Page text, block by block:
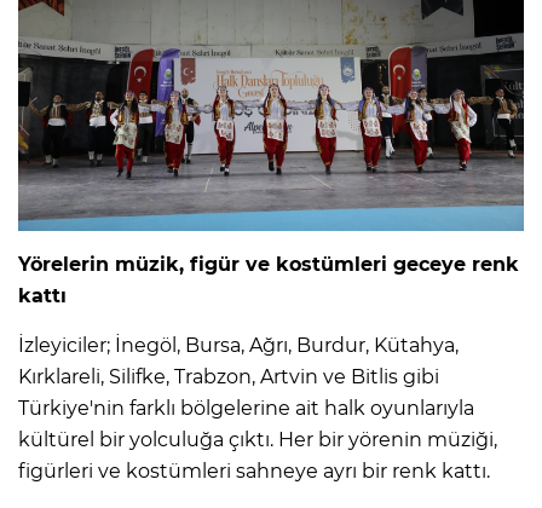
Yörelerin müzik, figür ve kostümleri geceye renk
kattı
İzleyiciler; İnegöl, Bursa, Ağrı, Burdur, Kütahya,
Kırklareli, Silifke, Trabzon, Artvin ve Bitlis gibi
Türkiye'nin farklı bölgelerine ait halk oyunlarıyla
kültürel bir yolculuğa çıktı. Her bir yörenin müziği,
figürleri ve kostümleri sahneye ayrı bir renk kattı.